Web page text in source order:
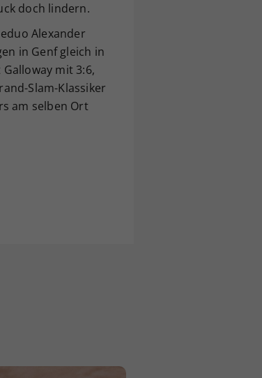
doch lindern.
Alexander
in Genf gleich in
mit 3:6,
Slam-Klassiker
am selben Ort